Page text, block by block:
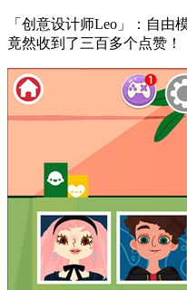
「创意设计师Leo」：自由
竟然收到了三百多个点赞！